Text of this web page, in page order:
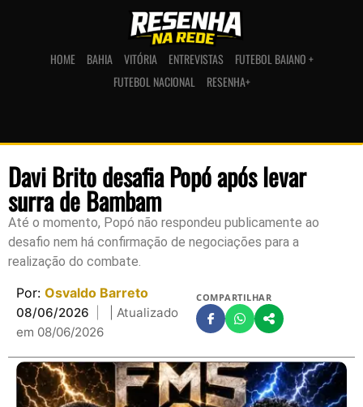
HOME BAHIA VITÓRIA ENTREVISTAS
FUTEBOL BAIANO +
FUTEBOL NACIONAL
RESENHA+
Davi Brito desafia Popó após levar
surra de Bambam
Até o momento, Popó não respondeu publicamente ao
desafio nem há confirmação de negociações para a
realização do combate.
Por: Osvaldo Barreto
08/06/2026
| Atualizado
em 08/06/2026
COMPARTILHAR